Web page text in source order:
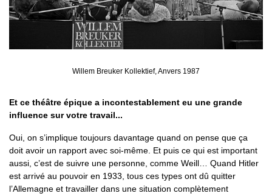
Willem Breuker Kollektief, Anvers 1987
Et ce théâtre épique a incontestablement eu une grande
influence sur votre travail...
Oui, on s’implique toujours davantage quand on pense que ça
doit avoir un rapport avec soi-même. Et puis ce qui est important
aussi, c’est de suivre une personne, comme Weill… Quand Hitler
est arrivé au pouvoir en 1933, tous ces types ont dû quitter
l’Allemagne et travailler dans une situation complètement